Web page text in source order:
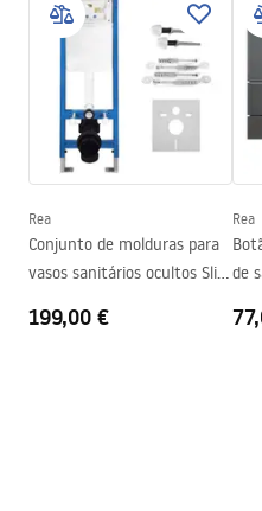
Acabamento
Materiais
Comprimento
Largura
Altura
Espaçamento dos parafusos de
montagem
Tampa incluída
Atest higieniczny
ATEST-higieniczny.pdf
Instrukcja montażu video
instrukcja-montażu-misy-wc-
Instruções de montagem
Rea
Conjunto de molduras para
vasos sanitários ocultos Slim
199,00 €
Rea
de